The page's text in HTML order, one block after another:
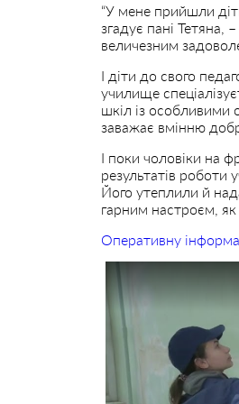
“У мене прийшли
згадує пані
величезним
І діти до свого
училище
шкіл із особливими
заважає вмінню
І поки чоловіки на
результатів роботи
Його утеплили й
гарним настроєм, як
Оперативну